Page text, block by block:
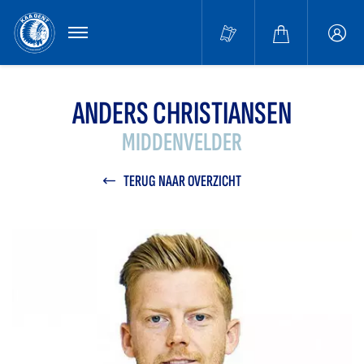
MENU
ANDERS CHRISTIANSEN
MIDDENVELDER
TERUG NAAR OVERZICHT